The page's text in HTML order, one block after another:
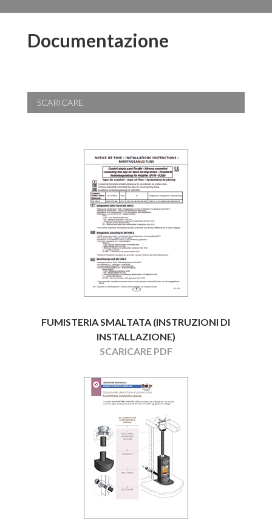
Documentazione
SCARICARE
FUMISTERIA SMALTATA (INSTRUZIONI DI
INSTALLAZIONE)
SCARICARE PDF